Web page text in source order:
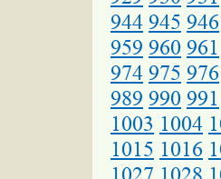
944 945 946
959 960 961
974 975 976
989 990 991
1003 1004
1015 1016